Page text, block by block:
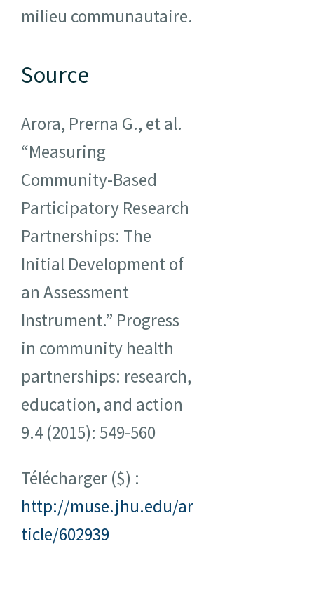
milieu communautaire.
Source
Arora, Prerna G., et al.
“Measuring
Community-Based
Participatory Research
Partnerships: The
Initial Development of
an Assessment
Instrument.” Progress
in community health
partnerships: research,
education, and action
9.4 (2015): 549-560
Télécharger ($) :
http://muse.jhu.edu/ar
ticle/602939